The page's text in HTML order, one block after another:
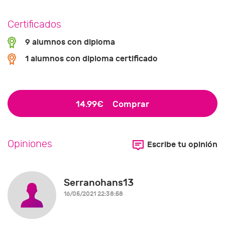
Certificados
9 alumnos con diploma
1 alumnos con diploma certificado
14.99€ Comprar
Opiniones Escribe tu opinión
Serranohans13
16/05/2021 22:38:58